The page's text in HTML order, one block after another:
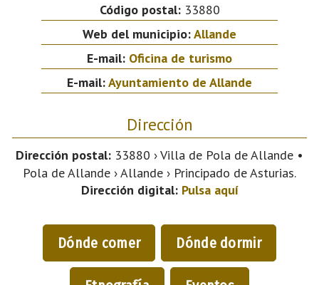
Código postal:33880
Web del municipio:Allande
E-mail: Oficina de turismo
E-mail:Ayuntamiento de Allande
Dirección
Dirección postal: 33880 › Villa de Pola de Allande •
Pola de Allande › Allande › Principado de Asturias.
Dirección digital: Pulsa aquí
Dónde comer Dónde dormir